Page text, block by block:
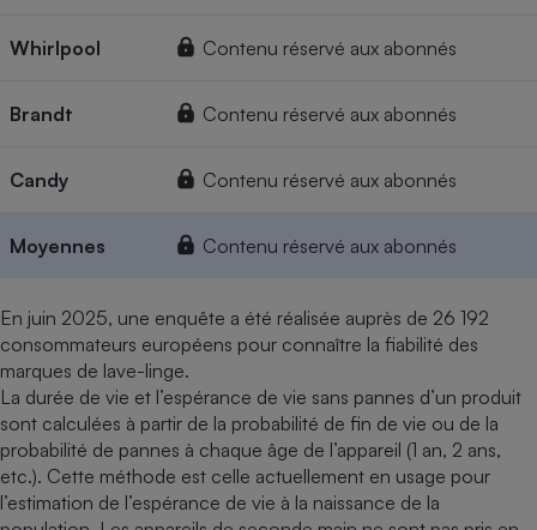
Whirlpool Contenu réservé aux abonnés
Brandt Contenu réservé aux abonnés
Candy Contenu réservé aux abonnés
Moyennes Contenu réservé aux abonnés
En juin 2025, une enquête a été réalisée auprès de 26 192
consommateurs européens pour connaître la fiabilité des
marques de lave-linge.
La durée de vie et l’espérance de vie sans pannes d’un produit
sont calculées à partir de la probabilité de fin de vie ou de la
probabilité de pannes à chaque âge de l’appareil (1 an, 2 ans,
etc.). Cette méthode est celle actuellement en usage pour
l’estimation de l’espérance de vie à la naissance de la